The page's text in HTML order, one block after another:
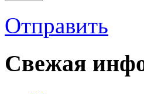
Отправить
Свежая